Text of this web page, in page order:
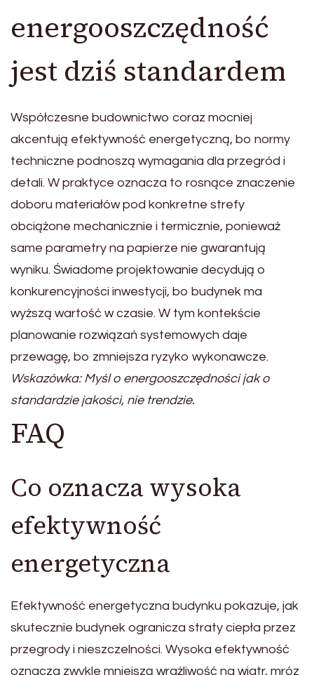
energooszczędność
jest dziś standardem
Współczesne budownictwo coraz mocniej
akcentują efektywność energetyczną, bo normy
techniczne podnoszą wymagania dla przegród i
detali. W praktyce oznacza to rosnące znaczenie
doboru materiałów pod konkretne strefy
obciążone mechanicznie i termicznie, ponieważ
same parametry na papierze nie gwarantują
wyniku. Świadome projektowanie decydują o
konkurencyjności inwestycji, bo budynek ma
wyższą wartość w czasie. W tym kontekście
planowanie rozwiązań systemowych daje
przewagę, bo zmniejsza ryzyko wykonawcze.
Wskazówka: Myśl o energooszczędności jak o
standardzie jakości, nie trendzie.
FAQ
Co oznacza wysoka
efektywność
energetyczna
Efektywność energetyczna budynku pokazuje, jak
skutecznie budynek ogranicza straty ciepła przez
przegrody i nieszczelności. Wysoka efektywność
oznacza zwykle mniejszą wrażliwość na wiatr, mróz